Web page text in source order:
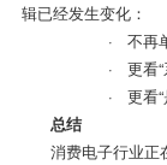
辑已经发生变化：
· 不再
· 更看“
· 更看“
总结
消费电子行业正